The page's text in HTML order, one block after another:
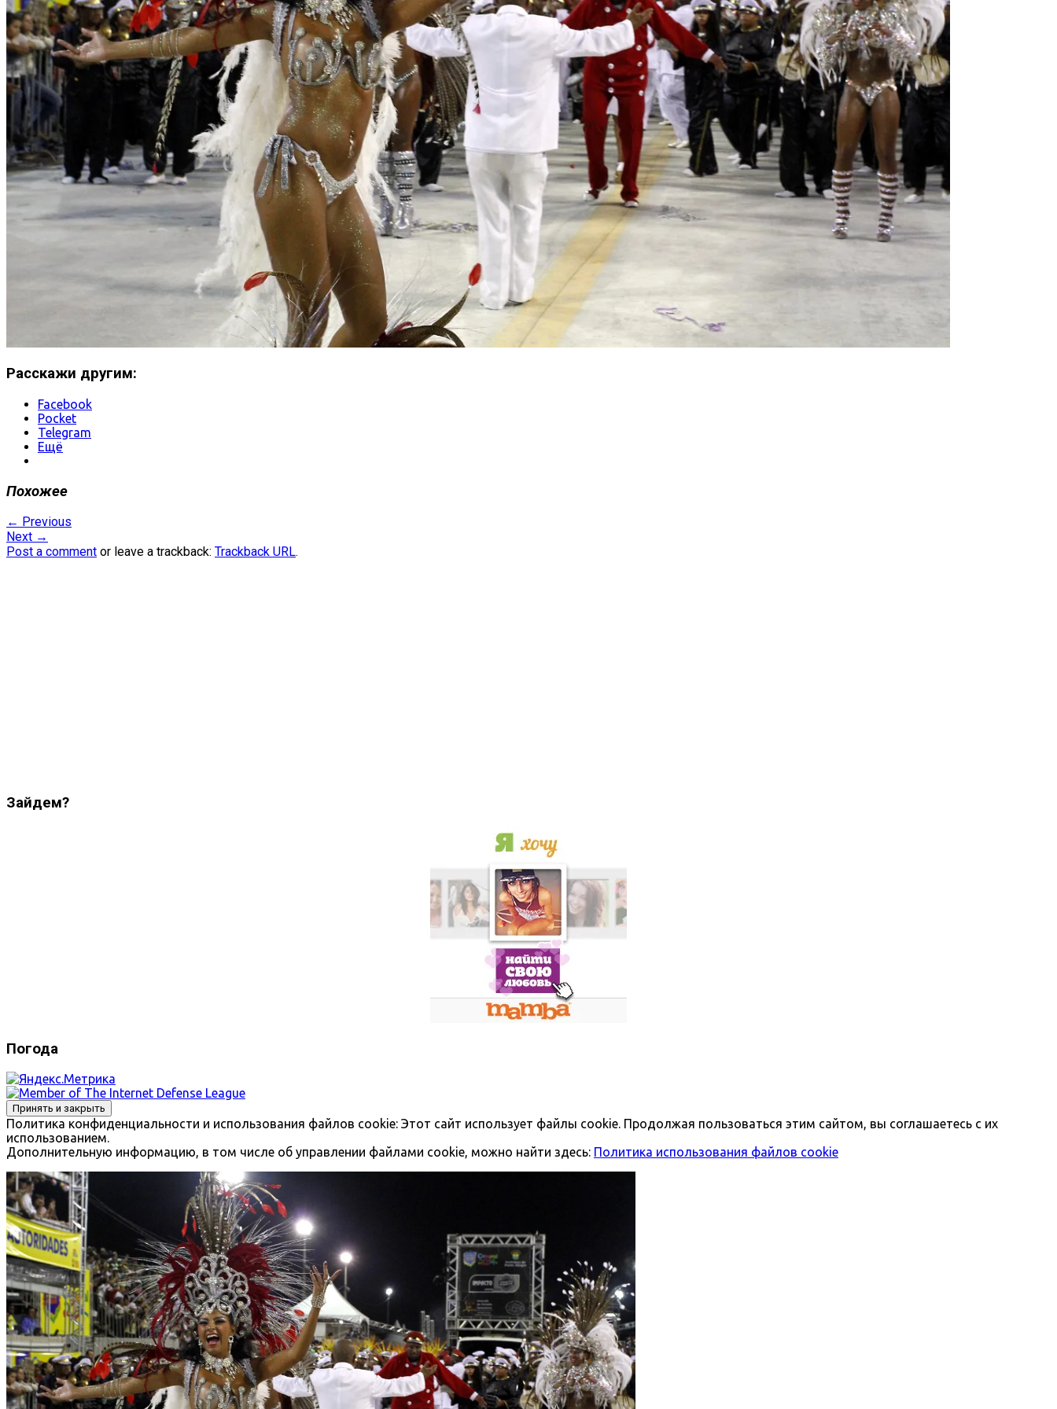
Расскажи другим:
Facebook
Pocket
Telegram
Ещё
Похожее
← Previous
Next →
Post a comment or leave a trackback: Trackback URL.
Зайдем?
Погода
Политика конфиденциальности и использования файлов сookie: Этот сайт использует файлы cookie. Продолжая пользоваться этим сайтом, вы соглашаетесь с их
использованием.
Дополнительную информацию, в том числе об управлении файлами cookie, можно найти здесь: Политика использования файлов cookie